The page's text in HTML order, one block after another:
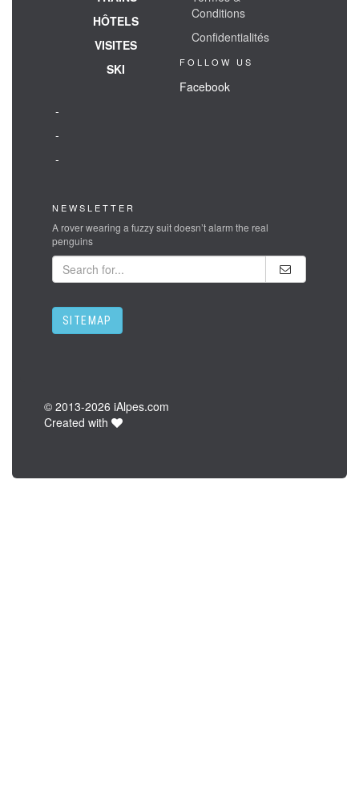
HÔTELS
VISITES
SKI
Conditions
Confidentialités
FOLLOW US
Facebook
-
-
-
NEWSLETTER
A rover wearing a fuzzy suit doesn’t alarm the real
penguins
SITEMAP
© 2013-2026 iAlpes.com
Created with